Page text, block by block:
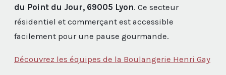
du Point du Jour, 69005 Lyon. Ce secteur
résidentiel et commerçant est accessible
facilement pour une pause gourmande.
Découvrez les équipes de la Boulangerie Henri Gay